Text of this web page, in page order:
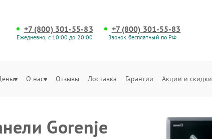
+7 (800) 301-55-83
Ежедневно, с 10:00 до 20:00
+7 (800) 301-55-83
Звонок бесплатный по РФ
О нас Отзывы Доставка Гарантии Акции и скидки
Gorenje